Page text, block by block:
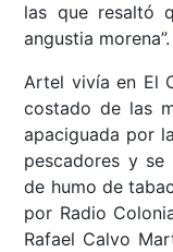
las que resaltó
angustia morena”.
Artel vivía en El
costado de las
apaciguada por
pescadores y
de humo de
por Radio
Rafael Calvo